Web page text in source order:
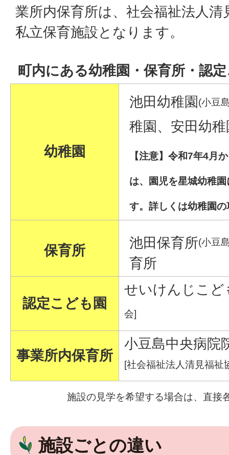
業所内保育所は、社会福祉法人
私立保育施設となります。
町内にある幼稚園・保育所・認
幼稚園
池田幼稚園 (小豆
稚園、安田幼
【注意】令和7年4月
は、園児を星城幼稚
す。詳しくは幼稚園
保育所 池田保育所(小豆
育所
認定こども園
せいけんじこど
会]
事業所内保育所
小豆島中央病院
[社会福祉法人清見福祉
施設の見学を希望する場合は、直接
施設ごとの違い